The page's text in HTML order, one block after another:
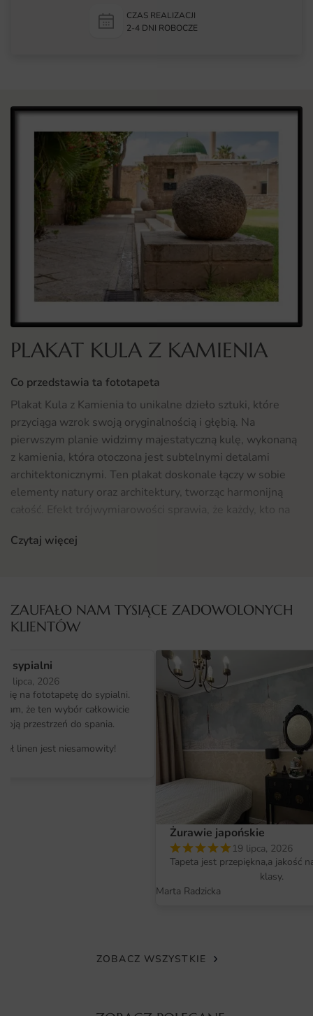
CZAS REALIZACJI
2-4 DNI ROBOCZE
PLAKAT KULA Z KAMIENIA
Co przedstawia ta fototapeta
Plakat Kula z Kamienia to unikalne dzieło sztuki, które
przyciąga wzrok swoją oryginalnością i głębią. Na
pierwszym planie widzimy majestatyczną kulę, wykonaną
z kamienia, która otoczona jest subtelnymi detalami
architektonicznymi. Ten plakat doskonale łączy w sobie
elementy natury oraz architektury, tworząc harmonijną
całość. Efekt trójwymiarowości sprawia, że każdy, kto na
imponującej struktury. Dzięki temu, Plakat Kula z
Gdzie sprawdzi się fototapeta Plakat Kula z Kamienia
Plakat Kula z Kamienia to wszechstronny element
dekoracyjny, który doskonale odnajdzie się w różnych
wnętrzach. Idealnie pasuje do przestrzeni w stylu
prowansalskim, gdzie harmonijne zestawienie natury z
architekturą tworzy przytulną atmosferę. Można go
zastosować w salonie, sypialni, a także w biurze czy
elegancki design sprawiają, że staje się centralnym
punktem aranżacji, przyciągając uwagę odwiedzających.
Dodatkowo, świetnie komponuje się z innymi elementami
dekoracyjnymi, takimi jak fototapety, które można znaleźć
w naszej ofercie, co umożliwia stworzenie spójnej i
Plakat Kula z Kamienia wykonany jest z wysokiej jakości
Czytaj więcej
ZAUFAŁO NAM TYSIĄCE ZADOWOLONYCH
KLIENTÓW
sypialni
lipca, 2026
się na fototapetę do sypialni.
że ten wybór całkowicie
przestrzeń do spania.
linen jest niesamowity!
Żurawie japońskie
19 lipca, 2026
Tapeta jest przepiękna,a jakość
klasy.
Marta Radzicka
ZOBACZ WSZYSTKIE